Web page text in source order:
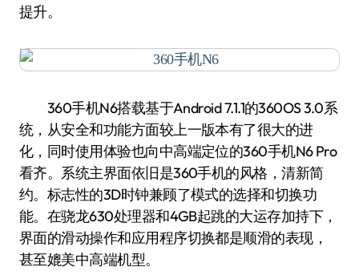
提升。
360手机N6搭载基于Android 7.1.1的360OS 3.0系
统，从安全和功能方面较上一版本有了很大的进
化，同时使用体验也向中高端定位的360手机N6 Pro
看齐。系统主界面依旧是360手机的风格，清新简
约。标志性的3D时钟兼顾了模式的选择和切换功
能。在骁龙630处理器和4GB起跳的大运存加持下，
界面的滑动操作和应用程序切换都是顺滑的表现，
甚至媲美中高端机型。